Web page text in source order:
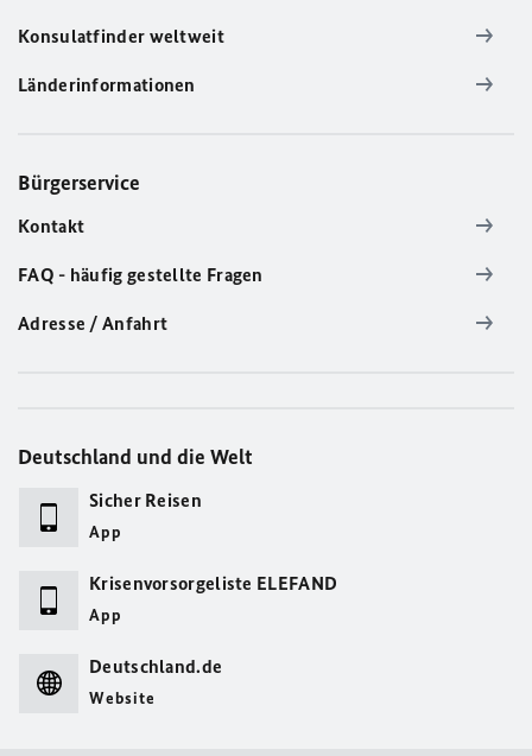
Konsulatfinder weltweit
Länderinformationen
Bürgerservice
Kontakt
FAQ - häufig gestellte Fragen
Adresse / Anfahrt
Deutschland und die Welt
Sicher Reisen
App
Krisenvorsorgeliste ELEFAND
App
Deutschland.de
Website